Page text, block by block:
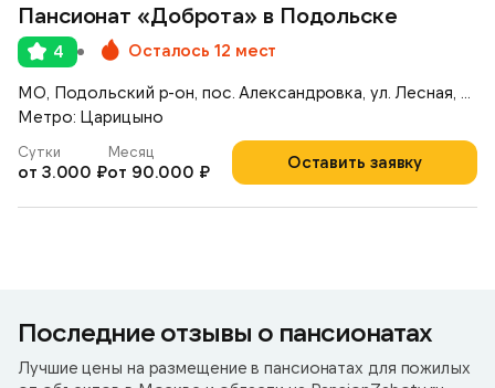
Пансионат «Доброта» в Подольске
4 Осталось 12 мест
Метро: Царицыно
Оставить заявку
Сутки
от 3.000 ₽
Месяц
от 90.000 ₽
Последние отзывы о пансионатах
Лучшие цены на размещение в пансионатах для пожилых